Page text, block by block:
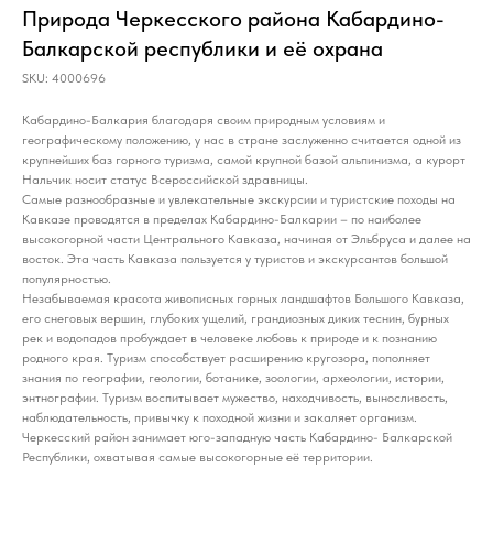
Природа Черкесского района Кабардино-
Балкарской республики и её охрана
SKU: 4000696
Кабардино-Балкария благодаря своим природным условиям и
географическому положению, у нас в стране заслуженно считается одной из
крупнейших баз горного туризма, самой крупной базой альпинизма, а курорт
Нальчик носит статус Всероссийской здравницы.
Самые разнообразные и увлекательные экскурсии и туристские походы на
Кавказе проводятся в пределах Кабардино-Балкарии – по наиболее
высокогорной части Центрального Кавказа, начиная от Эльбруса и далее на
восток. Эта часть Кавказа пользуется у туристов и экскурсантов большой
популярностью.
Незабываемая красота живописных горных ландшафтов Большого Кавказа,
его снеговых вершин, глубоких ущелий, грандиозных диких теснин, бурных
рек и водопадов пробуждает в человеке любовь к природе и к познанию
родного края. Туризм способствует расширению кругозора, пополняет
знания по географии, геологии, ботанике, зоологии, археологии, истории,
энтнографии. Туризм воспитывает мужество, находчивость, выносливость,
наблюдательность, привычку к походной жизни и закаляет организм.
Черкесский район занимает юго-западную часть Кабардино- Балкарской
Республики, охватывая самые высокогорные её территории.